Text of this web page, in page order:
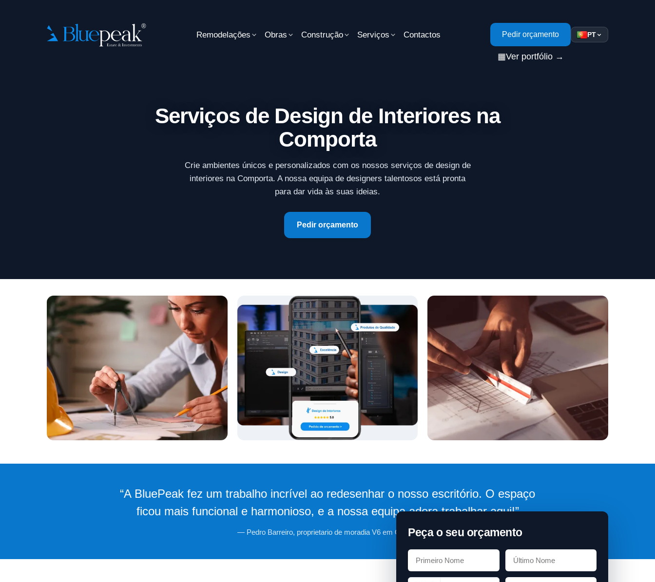
Remodelações Obras Construção Serviços Contactos Pedir orçamento
▦Ver portfólio →
PT
Serviços de Design de Interiores na
Comporta
Crie ambientes únicos e personalizados com os nossos serviços de design de
interiores na Comporta. A nossa equipa de designers talentosos está pronta
para dar vida às suas ideias.
Pedir orçamento
“A BluePeak fez um trabalho incrível ao redesenhar o nosso escritório. O espaço
ficou mais funcional e harmonioso, e a nossa equipa adora trabalhar aqui!”
— Pedro Barreiro, proprietario de moradia V6 em Oeiras.Peça o seu orçamento